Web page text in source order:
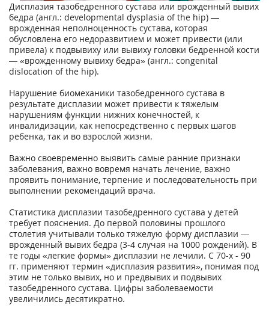
Дисплазия тазобедренного сустава или врожденный вывих
бедра (англ.: developmental dysplasia of the hip) —
врожденная неполноценность сустава, которая
обусловлена его недоразвитием и может привести (или
привела) к подвывиху или вывиху головки бедренной кости
— «врожденному вывиху бедра» (англ.: congenital
dislocation of the hip).
Нарушение биомеханики тазобедренного сустава в
результате дисплазии может привести к тяжелым
нарушениям функции нижних конечностей, к
инвалидизации, как непосредственно с первых шагов
ребенка, так и во взрослой жизни.
Важно своевременно выявить самые ранние признаки
заболевания, важно вовремя начать лечение, важно
проявить понимание, терпение и последовательность при
выполнении рекомендаций врача.
Статистика дисплазии тазобедренного сустава у детей
требует пояснения. До первой половины прошлого
столетия учитывали только тяжелую форму дисплазии —
врожденный вывих бедра (3-4 случая на 1000 рождений). В
те годы «легкие формы» дисплазии не лечили. С 70-х - 90
гг. применяют термин «дисплазия развития», понимая под
этим не только вывих, но и предвывих и подвывих
тазобедренного сустава. Цифры заболеваемости
увеличились десятикратно.